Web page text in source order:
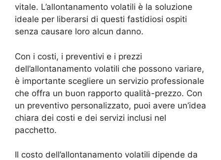
vitale. L’allontanamento volatili è la soluzione
ideale per liberarsi di questi fastidiosi ospiti
senza causare loro alcun danno.
Con i costi, i preventivi e i prezzi
dell’allontanamento volatili che possono variare,
è importante scegliere un servizio professionale
che offra un buon rapporto qualità-prezzo. Con
un preventivo personalizzato, puoi avere un’idea
chiara dei costi e dei servizi inclusi nel
pacchetto.
Il costo dell’allontanamento volatili dipende da